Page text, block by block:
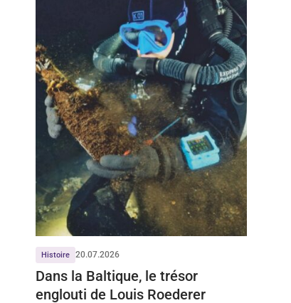
Histoire 20.07.2026
Dans la Baltique, le trésor
englouti de Louis Roederer